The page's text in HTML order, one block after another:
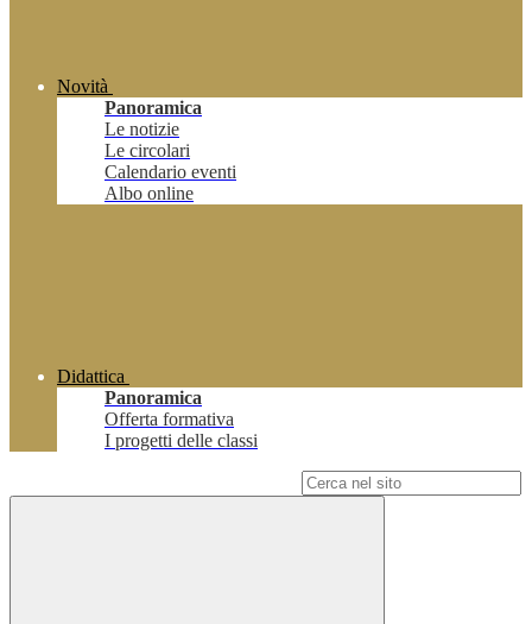
Novità
Panoramica
Le notizie
Le circolari
Calendario eventi
Albo online
Didattica
Panoramica
Offerta formativa
I progetti delle classi